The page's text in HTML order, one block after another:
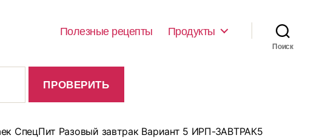
Полезные рецепты Продукты
Поиск
СпецПит Разовый завтрак Вариант 5 ИРП-ЗАВТРАК5